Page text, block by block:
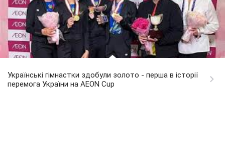
Українські гімнастки здобули золото - перша в історії
перемога України на AEON Cup